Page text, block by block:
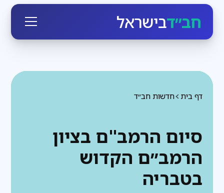
חב״דבישראל
חדשות חב״ד דף בית
סיום הרמב"ם בציון
הרמב״ם הקדוש
בטבריה